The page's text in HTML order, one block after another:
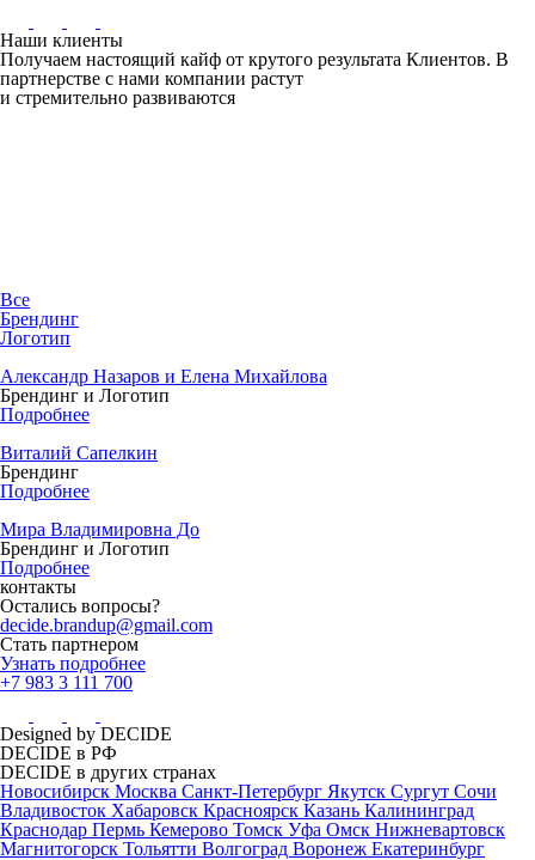
Наши клиенты
Получаем настоящий кайф от крутого результата Клиентов. В
партнерстве с нами компании растут
и стремительно развиваются
Все
Брендинг
Логотип
Александр Назаров и Елена Михайлова
Брендинг и Логотип
Подробнее
Виталий Сапелкин
Брендинг
Подробнее
Мира Владимировна До
Брендинг и Логотип
Подробнее
контакты
Остались вопросы?
decide.brandup@gmail.com
Стать партнером
Узнать подробнее
+7 983 3 111 700
Designed by DECIDE
DECIDE в РФ
DECIDE в других странах
Новосибирск Москва Санкт-Петербург Якутск Сургут Сочи
Владивосток Хабаровск Красноярск Казань Калининград
Краснодар Пермь Кемерово Томск Уфа Омск Нижневартовск
Магнитогорск Тольятти Волгоград Воронеж Екатеринбург